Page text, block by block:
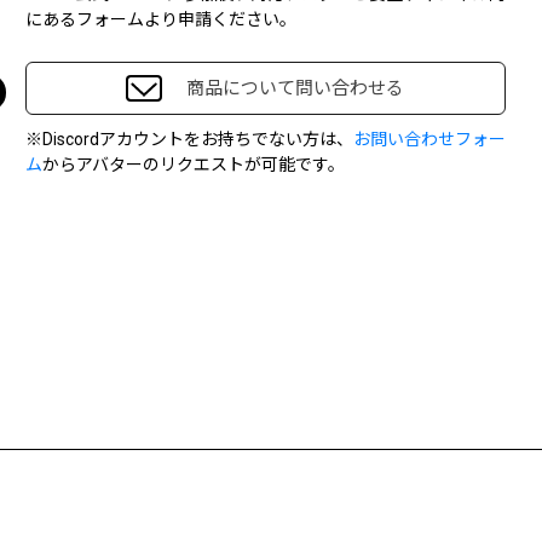
にあるフォームより申請ください。
商品について問い合わせる
※Discordアカウントをお持ちでない方は、
お問い合わせフォー
ムからアバターのリクエストが可能です。